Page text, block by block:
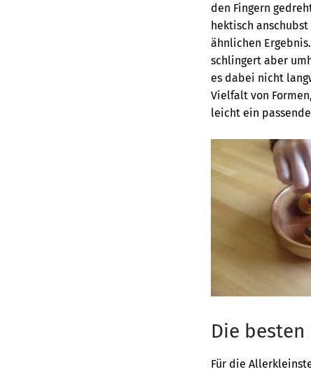
den Fingern
hektisch
ähnlichen
schlingert aber
es dabei nicht
Vielfalt von
leicht ein
Die
Für die